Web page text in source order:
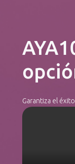
Garantiza el